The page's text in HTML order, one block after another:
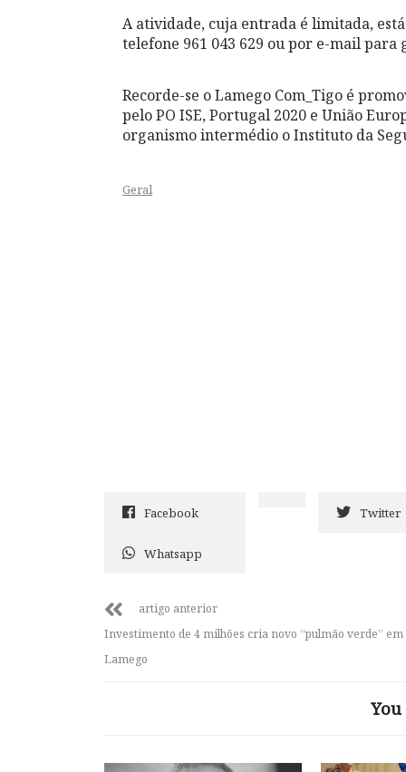
A atividade, cuja entrada é limitada,
telefone 961 043 629 ou por e-mail
Recorde-se o Lamego Com_Tigo é
pelo PO ISE, Portugal 2020 e União
organismo intermédio o Instituto da
Geral
Facebook Twitter
Whatsapp
artigo anterior
Investimento de 4 milhões cria novo “pulmão verde” em
Lamego